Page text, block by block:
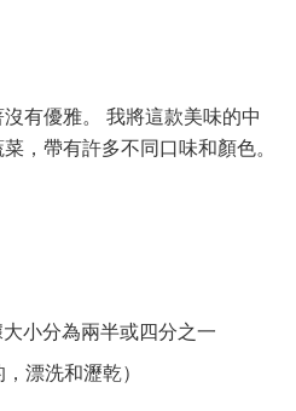
有優雅。 我將這款美味的中
，帶有許多不同口味和顏色。
小分為兩半或四分之一
漂洗和瀝乾）